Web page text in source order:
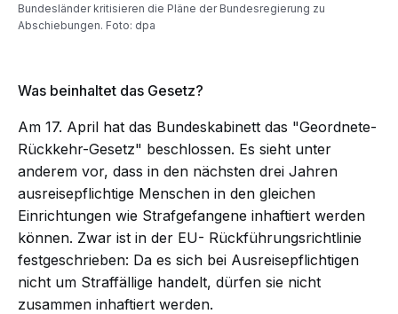
Bundesländer kritisieren die Pläne der Bundesregierung zu
Abschiebungen. Foto: dpa
Was beinhaltet das Gesetz?
Am 17. April hat das Bundeskabinett das "Geordnete-
Rückkehr-Gesetz" beschlossen. Es sieht unter
anderem vor, dass in den nächsten drei Jahren
ausreisepflichtige Menschen in den gleichen
Einrichtungen wie Strafgefangene inhaftiert werden
können. Zwar ist in der EU- Rückführungsrichtlinie
festgeschrieben: Da es sich bei Ausreisepflichtigen
nicht um Straffällige handelt, dürfen sie nicht
zusammen inhaftiert werden.